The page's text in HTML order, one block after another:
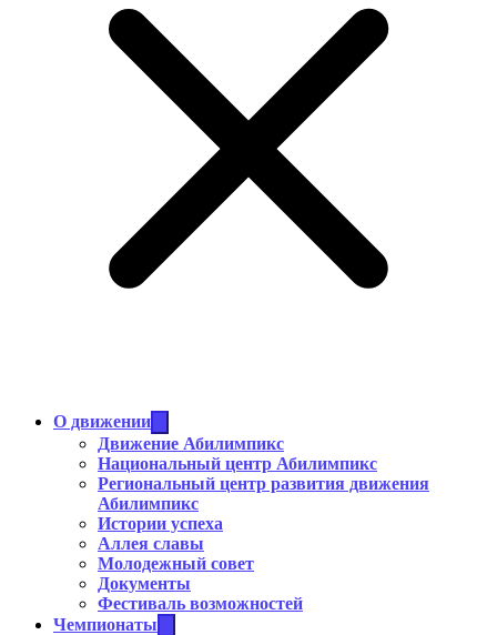
О движении
Движение Абилимпикс
Национальный центр Абилимпикс
Региональный центр развития движения
Абилимпикс
Истории успеха
Аллея славы
Молодежный совет
Документы
Фестиваль возможностей
Чемпионаты